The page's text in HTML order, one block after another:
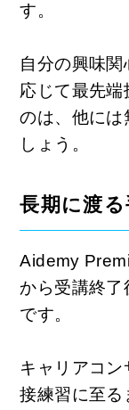
す。
自分の興味
応じて最先端
のは、他には
しょう。
長期に渡
Aidemy
から受講終了
です。
キャリアコ
接練習に至る